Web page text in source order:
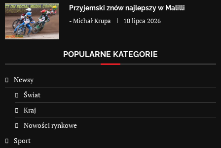
Przyjemski znów najlepszy w Malilli
-Michał Krupa 10 lipca 2026
POPULARNE KATEGORIE
Newsy
Świat
Kraj
Nowości rynkowe
Sport